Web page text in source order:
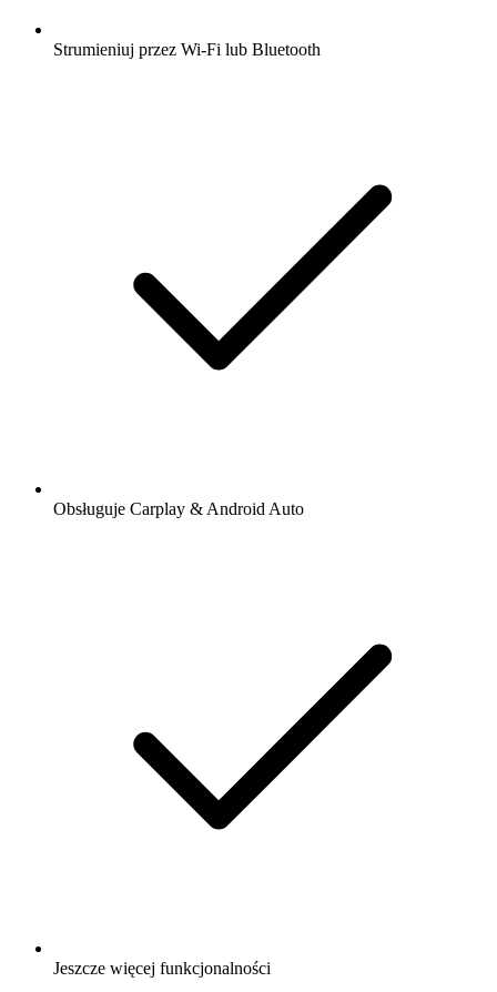
Strumieniuj przez Wi-Fi lub Bluetooth
Obsługuje Carplay & Android Auto
Jeszcze więcej funkcjonalności